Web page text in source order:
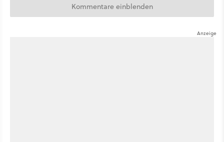
Kommentare einblenden